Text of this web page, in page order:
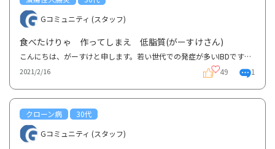
Gコミュニティ (スタッフ)
食べたけりゃ 作ってしまえ 低脂質(がーすけさん)
こんにちは、がーすけと申します。若い世代での発症が多いIBDですが、私は30代での発症でした。なので、...
2021/2/16 49 1
クローン病
30代
Gコミュニティ (スタッフ)